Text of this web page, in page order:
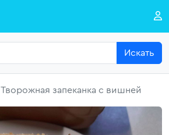
Искать
Творожная запеканка с вишней